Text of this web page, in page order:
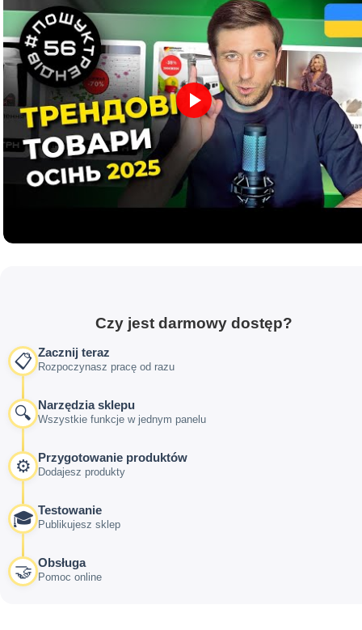
Czy jest darmowy dostęp?
📋 Zacznij teraz
Rozpoczynasz pracę od razu
🔍 Narzędzia sklepu
Wszystkie funkcje w jednym panelu
⚙️ Przygotowanie produktów
Dodajesz produkty
🎓 Testowanie
Publikujesz sklep
🤝 Obsługa
Pomoc online